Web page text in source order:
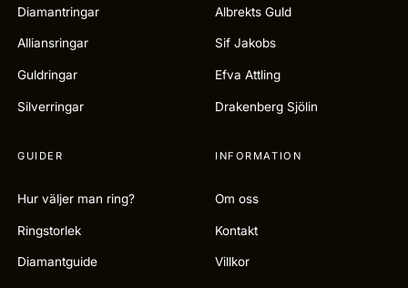
Diamantringar
Alliansringar
Guldringar
Silverringar
Albrekts Guld
Sif Jakobs
Efva Attling
Drakenberg Sjölin
GUIDER
Hur väljer man ring?
Ringstorlek
Diamantguide
INFORMATION
Om oss
Kontakt
Villkor